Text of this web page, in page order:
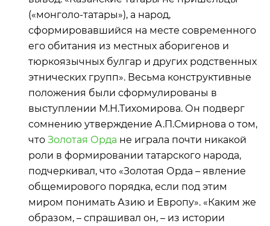
(«монголо-татары»), а народ,
сформировавшийся на месте современного
его обитания из местных аборигенов и
тюркоязычных булгар и других родственных
этнических групп». Весьма конструктивные
положения были сформулированы в
выступлении М.Н.Тихомирова. Он подверг
сомнению утверждение А.П.Смирнова о том,
что Золотая Орда не играла почти никакой
роли в формировании татарского народа,
подчеркивал, что «Золотая Орда – явление
общемирового порядка, если под этим
миром понимать Азию и Европу». «Каким же
образом, – спрашивал он, – из истории